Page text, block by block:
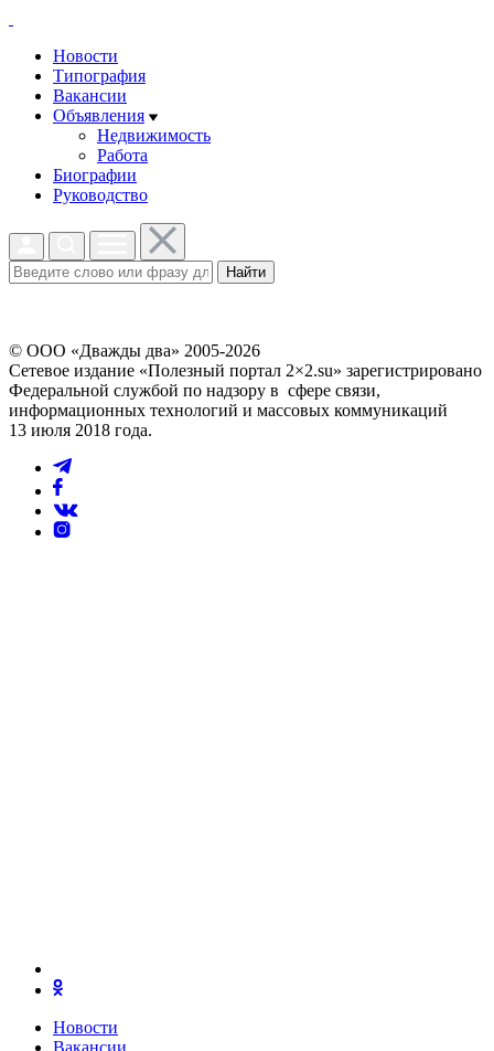
Новости
Типография
Вакансии
Объявления
Недвижимость
Работа
Биографии
Руководство
Найти
© ООО «Дважды два» 2005-2026
Сетевое издание «Полезный портал 2×2.su» зарегистрировано
Федеральной службой по надзору в сфере связи,
информационных технологий и массовых коммуникаций
13 июля 2018 года.
Новости
Вакансии